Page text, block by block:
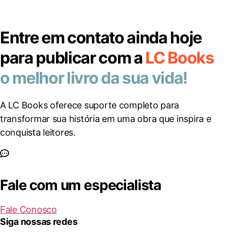
Entre em contato ainda hoje
para publicar com a LC Books
o melhor livro da sua vida!
A LC Books oferece suporte completo para
transformar sua história em uma obra que inspira e
conquista leitores.
Fale com um especialista
Fale Conosco
Siga nossas redes